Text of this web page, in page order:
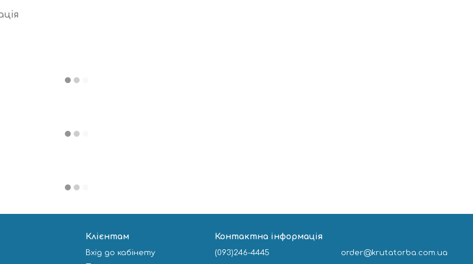
Клієнтам
Вхід до кабінету
Контактна інформація
(093)246-4445 order@krutatorba.com.ua